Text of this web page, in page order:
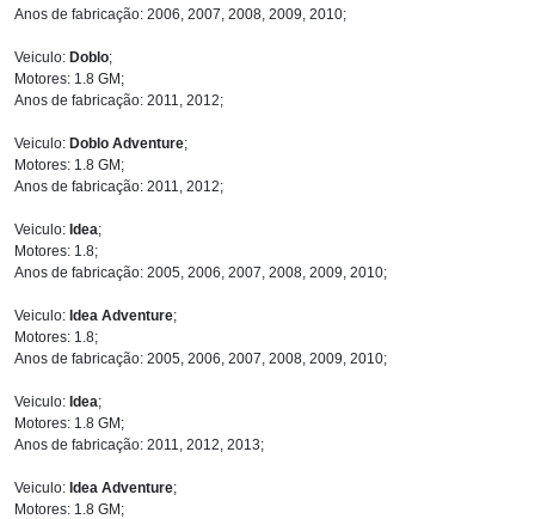
Anos de fabricação: 2006, 2007, 2008, 2009, 2010;
Veiculo: Doblo;
Motores: 1.8 GM;
Anos de fabricação: 2011, 2012;
Veiculo: Doblo Adventure;
Motores: 1.8 GM;
Anos de fabricação: 2011, 2012;
Veiculo: Idea;
Motores: 1.8;
Anos de fabricação: 2005, 2006, 2007, 2008, 2009, 2010;
Veiculo: Idea Adventure;
Motores: 1.8;
Anos de fabricação: 2005, 2006, 2007, 2008, 2009, 2010;
Veiculo: Idea;
Motores: 1.8 GM;
Anos de fabricação: 2011, 2012, 2013;
Veiculo: Idea Adventure;
Motores: 1.8 GM;